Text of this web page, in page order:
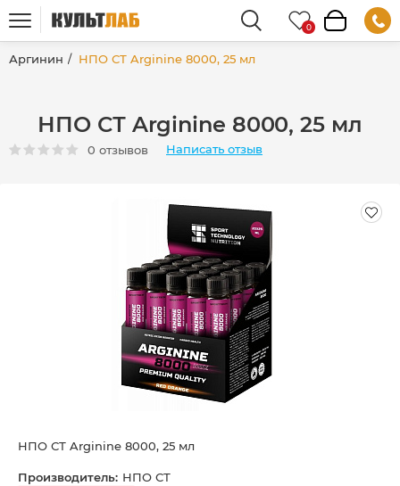
Аргинин НПО СТ Arginine 8000, 25 мл
НПО СТ Arginine 8000, 25 мл
0 отзывов Написать отзыв
НПО СТ Arginine 8000, 25 мл
Производитель: НПО СТ